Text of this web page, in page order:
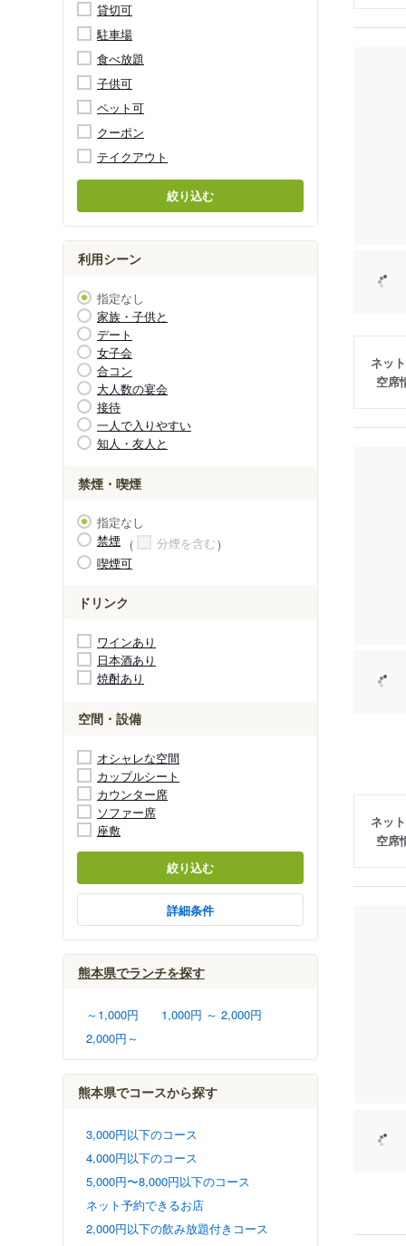
貸切可
駐車場
食べ放題
子供可
ペット可
クーポン
テイクアウト
絞り込む
利用シーン
指定なし
家族・子供と
デート
女子会
合コン
大人数の宴会
接待
一人で入りやすい
知人・友人と
禁煙・喫煙
指定なし
禁煙
分煙を含む
喫煙可
ドリンク
ワインあり
日本酒あり
焼酎あり
空間・設備
オシャレな空間
カップルシート
カウンター席
ソファー席
座敷
絞り込む
詳細条件
熊本県でランチを探す
～1,000円
1,000円 ～ 2,000円
2,000円～
熊本県でコースから探す
3,000円以下のコース
4,000円以下のコース
5,000円〜8,000円以下のコース
ネット予約できるお店
2,000円以下の飲み放題付きコース
ネッ
空席
ネッ
空席